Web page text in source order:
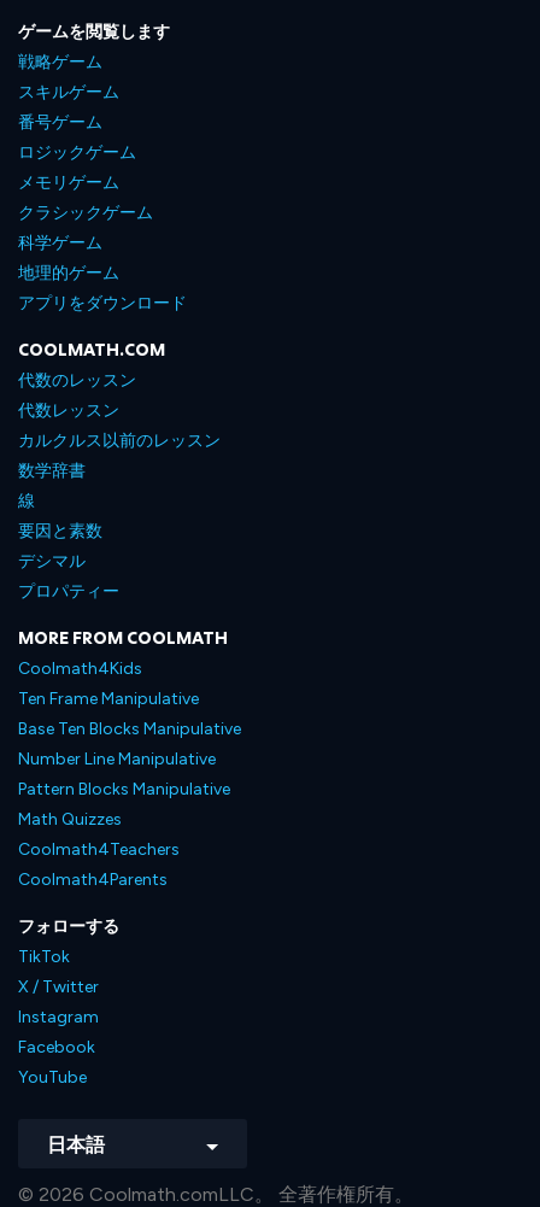
ゲームを閲覧します
戦略ゲーム
スキルゲーム
番号ゲーム
ロジックゲーム
メモリゲーム
クラシックゲーム
科学ゲーム
地理的ゲーム
アプリをダウンロード
COOLMATH.COM
代数のレッスン
代数レッスン
カルクルス以前のレッスン
数学辞書
線
要因と素数
デシマル
プロパティー
MORE FROM COOLMATH
Coolmath4Kids
Ten Frame Manipulative
Base Ten Blocks Manipulative
Number Line Manipulative
Pattern Blocks Manipulative
Math Quizzes
Coolmath4Teachers
Coolmath4Parents
フォローする
TikTok
X / Twitter
Instagram
Facebook
YouTube
日本語
© 2026 Coolmath.comLLC。 全著作権所有。